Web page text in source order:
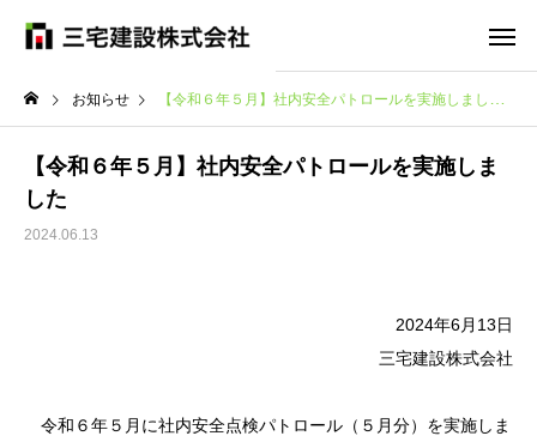
お知らせ 【令和６年５月】社内安全パトロールを実施しました
【令和６年５月】社内安全パトロールを実施しま
した
2024.06.13
2024年6月13日
三宅建設株式会社
令和６年５月に社内安全点検パトロール（５月分）を実施しま